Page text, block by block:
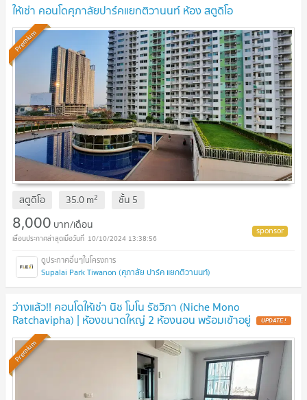
ให้เช่า คอนโดศุภาลัยปาร์คแยกติวานนท์ ห้อง สตูดิโอ
Premium
สตูดิโอ 35.0m2 ชั้น 5
8,000 บาท/เดือน
10/10/2024 13:38:56
Supalai Park Tiwanon (ศุภาลัย ปาร์ค แยกติวานนท์)
ว่างแล้ว!! คอนโดให้เช่า นิช โมโน รัชวิภา (Niche Mono
Ratchavipha) | ห้องขนาดใหญ่ 2 ห้องนอน พร้อมเข้าอยู่
Premium